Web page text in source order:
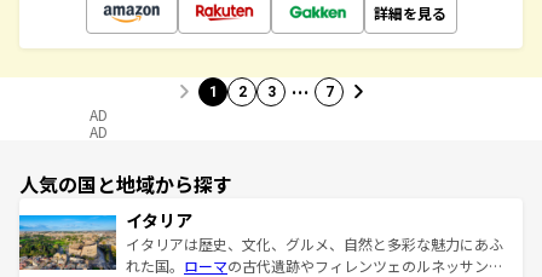
詳細を見る
1 2 3 … 7
AD
AD
人気の国と地域から探す
イタリア
イタリアは歴史、文化、グルメ、自然と多彩な魅力にあふ
れた国。 ローマの古代遺跡やフィレンツェのルネッサンス